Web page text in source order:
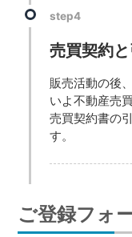
step4
売買契約
販売活動の後
いよ不動産売
売買契約書の
す。
ご登録フォ